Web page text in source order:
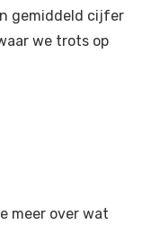
gemiddeld cijfer
we trots op
meer over wat